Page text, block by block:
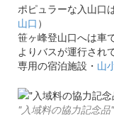
ポピュラーな入山口
山口 ）
笹ヶ峰登山口へは車
よりバスが運行され
専用の宿泊施設・ 山
"入域料の協力記念品"